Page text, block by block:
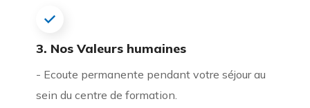
3. Nos Valeurs humaines
- Ecoute permanente pendant votre séjour au
sein du centre de formation.